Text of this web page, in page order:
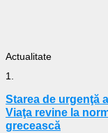
Actualitate
1.
Starea de urgenţă
Viaţa revine la
grecească